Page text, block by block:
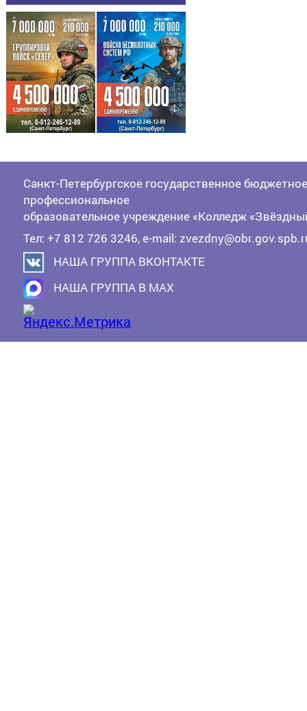
Санкт-Петербургское государственное
профессиональное
образовательное учреждение «Колледж
Тел: +7 812 726 3246, e-mail:
НАША ГРУППА ВКОНТАКТЕ
НАША ГРУППА В MAX